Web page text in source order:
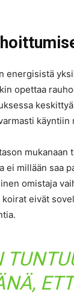
energisistä
opettaa
ei millään saa
omistaja
eivät